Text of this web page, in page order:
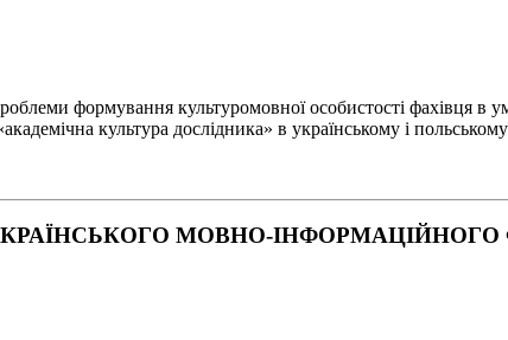
формування культуромовної особистості фахівця в
культура дослідника» в українському і
МОВНО-ІНФОРМАЦІЙНОГО